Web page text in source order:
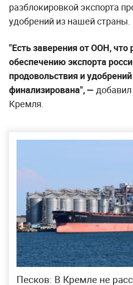
разблокировкой экспорта
удобрений из нашей страны.
"Есть заверения от ООН, что
обеспечению экспорта
продовольствия и
финализирована", —
Кремля.
Песков: В Кремле не